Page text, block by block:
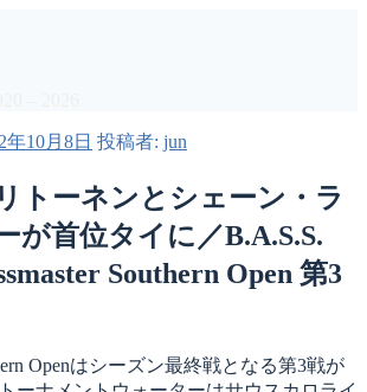
年10月8日 投稿者: jun
トーネンとシェーン・ラ
が首位タイに／B.A.S.S.
Southern Open 第3
Openはシーズン最終戦となる第3戦が